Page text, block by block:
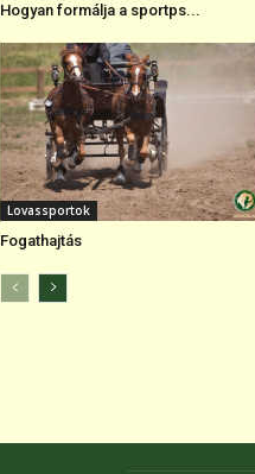
Hogyan formálja a sportps...
Lovassportok
Fogathajtás